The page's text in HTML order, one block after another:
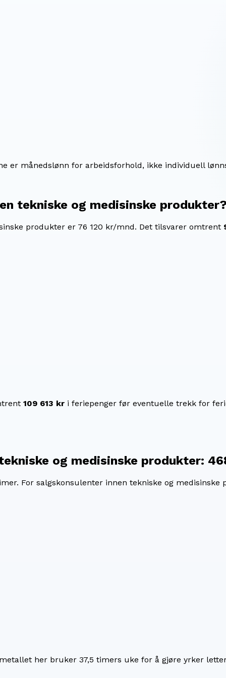
er månedslønn for arbeidsforhold, ikke individuell
tekniske og medisinske produkter
produkter er 76 120 kr/mnd. Det tilsvarer omtrent
109 613 kr i feriepenger før eventuelle trekk for
og medisinske produkter:
For salgskonsulenter innen tekniske og medisinske
her bruker 37,5 timers uke for å gjøre yrker